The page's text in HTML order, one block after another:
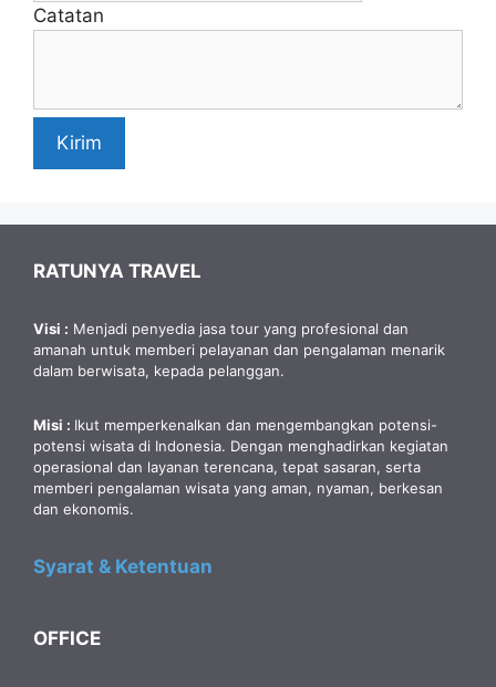
Catatan
Kirim
RATUNYA TRAVEL
Visi : Menjadi penyedia jasa tour yang profesional dan
amanah untuk memberi pelayanan dan pengalaman menarik
dalam berwisata, kepada pelanggan.
Misi : Ikut memperkenalkan dan mengembangkan potensi-
potensi wisata di Indonesia. Dengan menghadirkan kegiatan
operasional dan layanan terencana, tepat sasaran, serta
memberi pengalaman wisata yang aman, nyaman, berkesan
dan ekonomis.
Syarat & Ketentuan
OFFICE